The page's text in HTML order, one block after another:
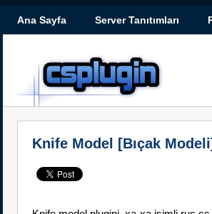
Ana Sayfa Server Tanıtımları
Knife Model [Bıçak Modeli]